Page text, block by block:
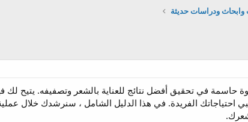
وابحاث ودراسات حديثة
حاسمة في تحقيق أفضل نتائج للعناية بالشعر وتصفيفه. يتيح
احتياجاتك الفريدة. في هذا الدليل الشامل ، سنرشدك خلال